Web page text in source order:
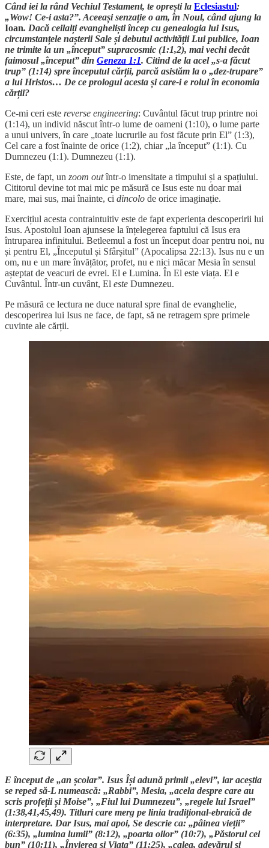
Când iei la rând Vechiul Testament, te oprești la Eclesiastul:
„Wow! Ce-i asta?”. Aceeași senzație o am, în Noul, când ajung la
Ioan. Dacă ceilalți evangheliști încep cu genealogia lui Isus,
circumstanțele nașterii Sale și debutul activității Lui publice, Ioan
ne trimite la un „început” supracosmic (1:1,2), mai vechi decât
faimosul „început” din Geneza 1:1. Citind de la acel „s-a făcut
trup” (1:14) spre începutul cărții, parcă asistăm la o „dez-trupare”
a lui Hristos… De ce prologul acesta și care-i e rolul în economia
cărții?
Ce-mi ceri este reverse engineering: Cuvântul făcut trup printre noi
(1:14), un individ născut într-o lume de oameni (1:10), o lume parte
a unui univers, în care „toate lucrurile au fost făcute prin El” (1:3),
Cel care a fost înainte de orice (1:2), chiar „la început” (1:1). Cu
Dumnezeu (1:1). Dumnezeu (1:1).
Este, de fapt, un zoom outîntr-o imensitate a timpului și a spațiului.
Cititorul devine tot mai mic pe măsură ce Isus este nu doar mai
mare, mai sus, mai înainte, ci dincolo de orice imaginație.
Exercițiul acesta contraintuitiv este de fapt experiența descoperirii lui
Isus. Apostolul Ioan ajunsese la înțelegerea faptului că Isus era
întruparea infinitului. Betleemul a fost un început doar pentru noi, nu
și pentru El, „Începutul și Sfârșitul” (Apocalipsa 22:13). Isus nu e un
om, nu e un mare învățător, profet, nu e nici măcar Mesia în sensul
așteptat de veacuri de evrei. El e Lumina. În El este viața. El e
Cuvântul. Într-un cuvânt, El este Dumnezeu.
Pe măsură ce lectura ne duce natural spre final de evanghelie,
descoperirea lui Isus ne face, de fapt, să ne retragem spre primele
cuvinte ale cărții.
E început de „an școlar”. Isus Își adună primii „elevi”, iar aceștia
se reped să-L numească: „Rabbi”, Mesia, „acela despre care au
scris profeții și Moise”, „Fiul lui Dumnezeu”, „regele lui Israel”
(1:38,41,45,49). Titluri care merg pe linia tradițional-ebraică de
interpretare. Dar Isus, mai apoi, Se descrie ca: „pâinea vieții”
(6:35), „lumina lumii” (8:12), „poarta oilor” (10:7), „Păstorul cel
bun” (10:11), „Învierea și Viața” (11:25), „calea, adevărul și